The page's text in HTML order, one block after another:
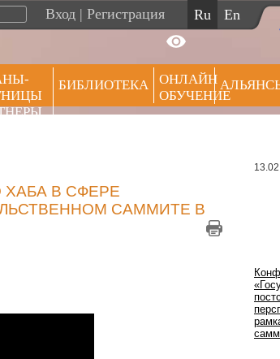
Вход | Регистрация ru en
БИБЛИОТЕКА
ОНЛАЙН
ОБУЧЕНИЕ
В СФЕРЕ
САММИТЕ В